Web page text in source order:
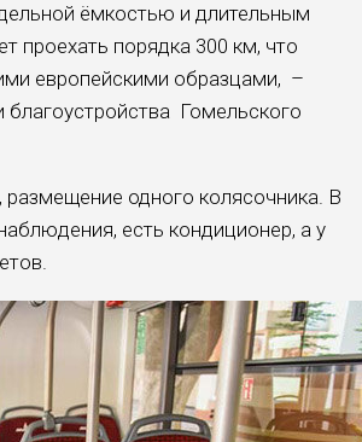
ёмкостью и длительным
проехать порядка 300 км, что
европейскими образцами, –
благоустройства Гомельского
размещение одного колясочника. В
есть кондиционер, а у